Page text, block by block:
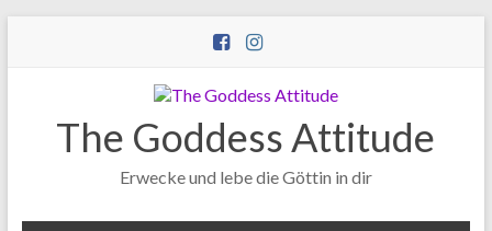
The Goddess Attitude
Erwecke und lebe die Göttin in dir